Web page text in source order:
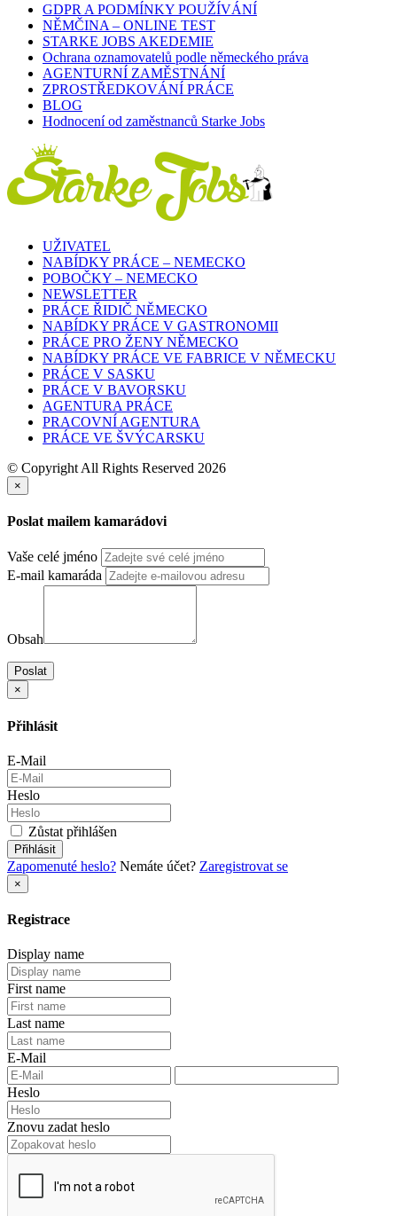
GDPR A PODMÍNKY POUŽÍVÁNÍ
NĚMČINA – ONLINE TEST
STARKE JOBS AKEDEMIE
Ochrana oznamovatelů podle německého práva
AGENTURNÍ ZAMĚSTNÁNÍ
ZPROSTŘEDKOVÁNÍ PRÁCE
BLOG
Hodnocení od zaměstnanců Starke Jobs
UŽIVATEL
NABÍDKY PRÁCE – NEMECKO
POBOČKY – NEMECKO
NEWSLETTER
PRÁCE ŘIDIČ NĚMECKO
NABÍDKY PRÁCE V GASTRONOMII
PRÁCE PRO ŽENY NĚMECKO
NABÍDKY PRÁCE VE FABRICE V NĚMECKU
PRÁCE V SASKU
PRÁCE V BAVORSKU
AGENTURA PRÁCE
PRACOVNÍ AGENTURA
PRÁCE VE ŠVÝCARSKU
© Copyright All Rights Reserved 2026
×
Poslat mailem kamarádovi
Vaše celé jméno
E-mail kamaráda
Obsah
Poslat
×
Přihlásit
E-Mail
Heslo
Zůstat přihlášen
Přihlásit
Zapomenuté heslo? Nemáte účet? Zaregistrovat se
×
Registrace
Display name
First name
Last name
E-Mail
Heslo
Znovu zadat heslo